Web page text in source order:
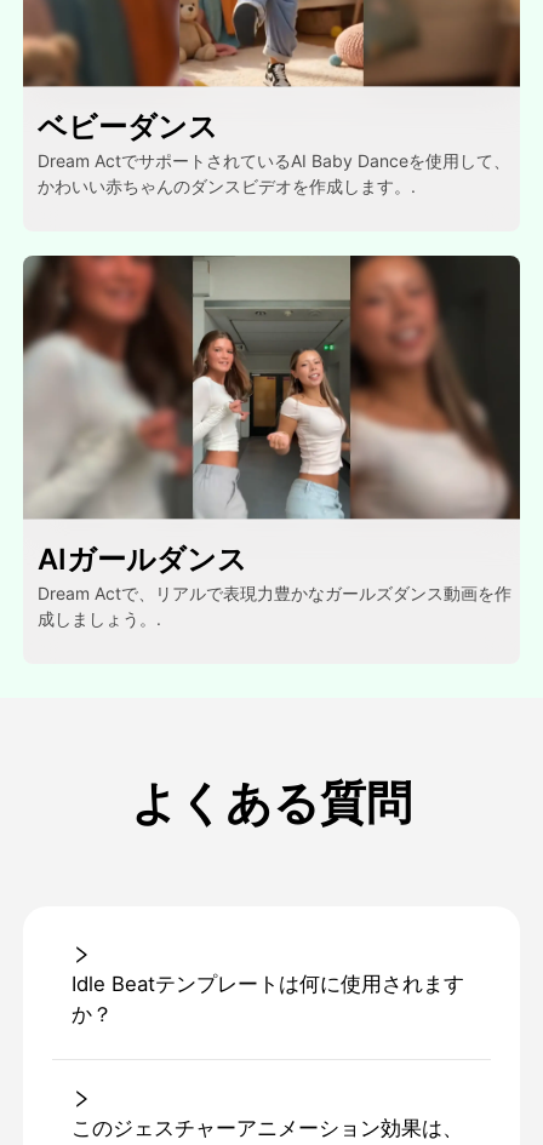
ベビーダンス
Dream ActでサポートされているAI Baby Danceを使用して、
かわいい赤ちゃんのダンスビデオを作成します。.
AIガールダンス
Dream Actで、リアルで表現力豊かなガールズダンス動画を作
成しましょう。.
よくある質問
Idle Beatテンプレートは何に使用されます
か？
このジェスチャーアニメーション効果は、